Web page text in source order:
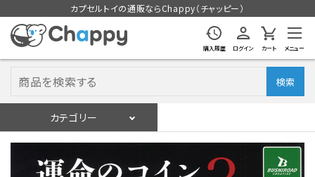
カプセルトイの通販ならChappy（チャッピー）
購入履歴 ログイン カート メニュー
検索
カテゴリー